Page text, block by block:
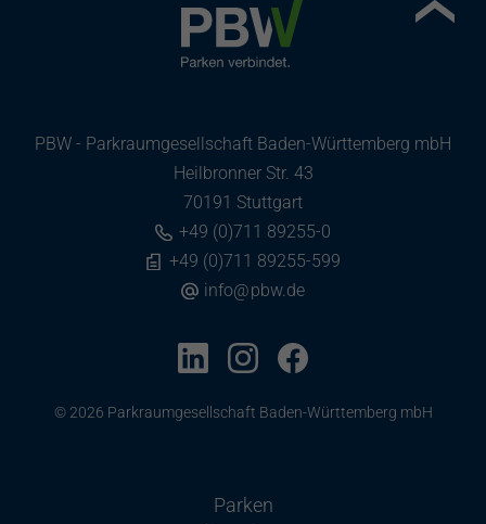
PBW - Parkraumgesellschaft Baden-Württemberg mbH
Heilbronner Str. 43
70191 Stuttgart
+49 (0)711 89255-0
+49 (0)711 89255-599
info@pbw.de
© 2026 Parkraumgesellschaft Baden-Württemberg mbH
Parken